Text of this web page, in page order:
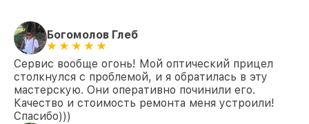
Богомолов Глеб
Сервис вообще огонь! Мой оптический прицел
столкнулся с проблемой, и я обратилась в эту
мастерскую. Они оперативно починили его.
Качество и стоимость ремонта меня устроили!
Спасибо)))